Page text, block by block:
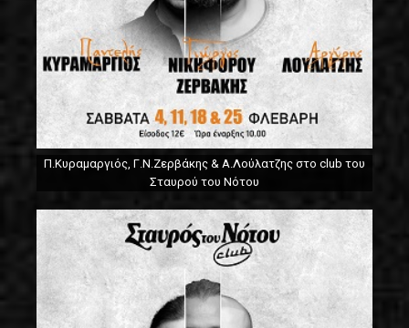
Π.Κυραμαργιός, Γ.Ν.Ζερβάκης & Α.Λούλατζης στο club του
Σταυρού του Νότου